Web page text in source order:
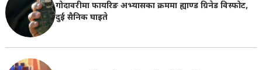
गोदावरीमा फायरिङ अभ्यासका क्रममा ह्याण्ड ग्रिनेड विस्फोट,
दुई सैनिक घाइते